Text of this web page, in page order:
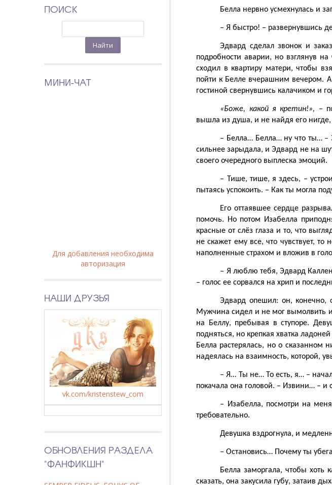
Белла нервно усмехнулась и
– Я быстро! – развернувшись
Эдвард сделал звонок и
подробности аварии, но взглянув
сходил в квартиру матери, чтобы
пойти к Белле вчерашним вечером.
гостиной свернувшись калачиком и
«Боже, какой я кретин!», –
вышла из душа, и не найдя его
– Белла… Белла… ну что ты… –
сильнее зарыдала, и Эдвард не на
своего очередного выплеска эмоций.
– Тише, тише, я здесь, –
пытаясь успокоить. – Как ты могла
Его оттаявшее сердце
помочь. Но потом Изабелла
красные от слёз глаза и то, что
не скажет ему все, что чувствует,
наполненные страхом и вложив в
– Я люблю тебя, Эдвард
– голос ее сорвался на хрип и
Эдвард опешил: он, конечно,
Мужчина сидел и не мог вымолвить
на Беллу, пребывая в ступоре.
подняться, но крепкая хватка
Белла растерялась, но о сказанном
надеялась на взаимность, которой,
– Я… Ты не… То есть, я… –
покачала она головой. – Извини… – и
– Изабелла, посмотри на
требовательно.
Девушка вздрогнула, и
– Остановись… Почему ты
Белла заморгала, чтобы хоть
сказать, она закусила губу, затаив
ПОИСК
МИНИ-ЧАТ
Для добавления необходима
авторизация
НАШИ ДРУЗЬЯ
vk.com/kristenstew_com
ОБНОВЛЕНИЯ РАЗДЕЛА
"ФАНФИКШН"